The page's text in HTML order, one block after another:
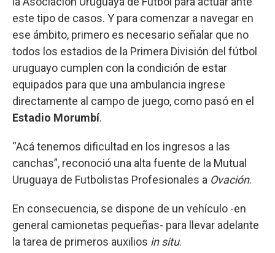
este tipo de casos. Y para comenzar a navegar en
ese ámbito, primero es necesario señalar que no
todos los estadios de la Primera División del fútbol
uruguayo cumplen con la condición de estar
equipados para que una ambulancia ingrese
directamente al campo de juego, como pasó en el
Estadio Morumbí.
“Acá tenemos dificultad en los ingresos a las
canchas”, reconoció una alta fuente de la Mutual
Uruguaya de Futbolistas Profesionales a Ovación.
En consecuencia, se dispone de un vehículo -en
general camionetas pequeñas- para llevar adelante
la tarea de primeros auxilios in situ.